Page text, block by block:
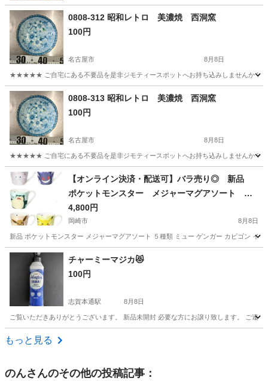
0808-312 昭和レトロ 美濃焼 西洞窯
100円
名古屋市 8月8日
★★★★★ ご自宅にある不要品を是非ジモティースポットへお持ち込みしませんか？
愛知 名古屋市 西洞
0808-313 昭和レトロ 美濃焼 西洞窯
100円
名古屋市 8月8日
★★★★★ ご自宅にある不要品を是非ジモティースポットへお持ち込みしませんか？
愛知 名古屋市 食器 西洞
【オンライン決済・配送可】バラ売り◎ 新品
ポケットモンスター メジャーマグアソート ５
種類
4,800円
岡崎市 8月8日
新品 ポケットモンスター メジャーマグアソート ５種類 ミュー ゲンガー カビゴン イ
愛知 岡崎市
チャーミーマジカ😻
100円
志賀本通駅 8月8日
ご覧いただきありがとうございます。 新品未開封 必要な方にお譲り致します。 ご連
愛知 名古屋市
もっと見る
のんさんのその他の投稿記事：